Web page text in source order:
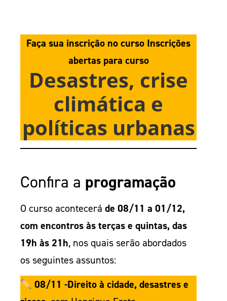
Faça sua inscrição no curso Inscrições
abertas para curso
Desastres, crise
climática e
políticas urbanas
Confira a programação
O curso acontecerá de 08/11 a 01/12,
com encontros às terças e quintas, das
19h às 21h, nos quais serão abordados
os seguintes assuntos:
08/11 -Direito à cidade, desastres e